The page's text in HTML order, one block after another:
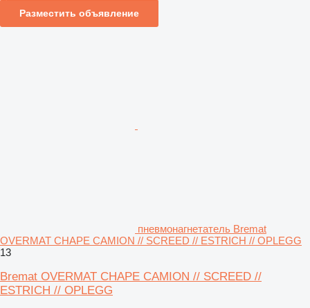
Разместить объявление
пневмонагнетатель Bremat
OVERMAT CHAPE CAMION // SCREED // ESTRICH // OPLEGG
13
Bremat OVERMAT CHAPE CAMION // SCREED //
ESTRICH // OPLEGG